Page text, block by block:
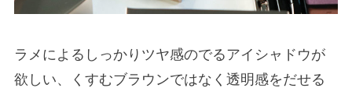
ラメによるしっかりツヤ感のでるアイシャドウが
欲しい、くすむブラウンではなく透明感をだせる